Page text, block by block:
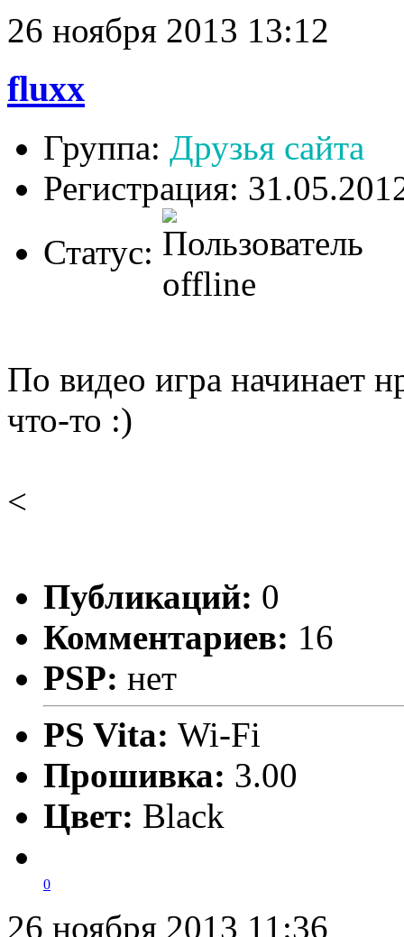
26 ноября 2013 13:12
fluxx
Группа: Друзья сайта
Регистрация:
Статус:
По видео игра начинает
что-то :)
<
Публикаций: 0
Комментариев: 16
PSP: нет
PS Vita: Wi-Fi
Прошивка: 3.00
Цвет: Black
0
26 ноября 2013 11:36